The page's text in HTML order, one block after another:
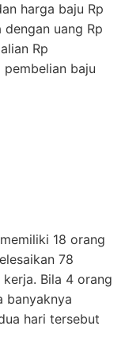
harga baju Rp
uang Rp
Rp
baju
18 orang
78
Bila 4 orang
banyaknya
hari tersebut